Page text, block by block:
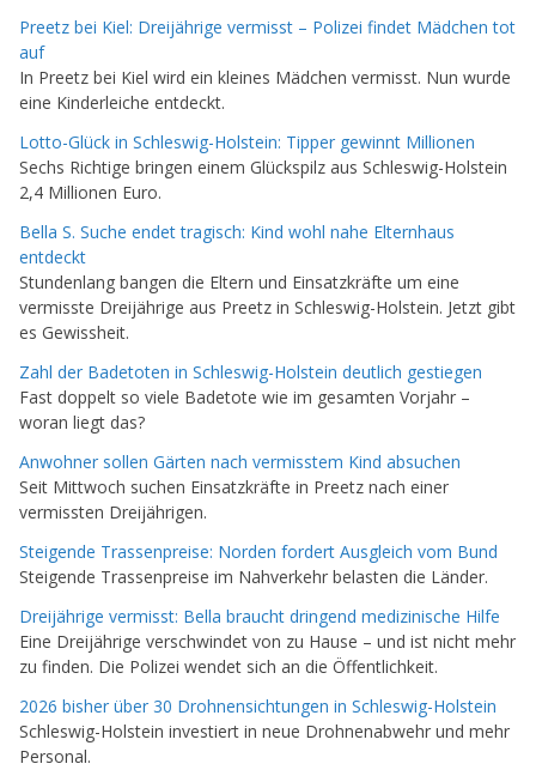
Preetz bei Kiel: Dreijährige vermisst – Polizei findet Mädchen tot
auf
In Preetz bei Kiel wird ein kleines Mädchen vermisst. Nun wurde
eine Kinderleiche entdeckt.
Lotto-Glück in Schleswig-Holstein: Tipper gewinnt Millionen
Sechs Richtige bringen einem Glückspilz aus Schleswig-Holstein
2,4 Millionen Euro.
Bella S. Suche endet tragisch: Kind wohl nahe Elternhaus
entdeckt
Stundenlang bangen die Eltern und Einsatzkräfte um eine
vermisste Dreijährige aus Preetz in Schleswig-Holstein. Jetzt gibt
es Gewissheit.
Zahl der Badetoten in Schleswig-Holstein deutlich gestiegen
Fast doppelt so viele Badetote wie im gesamten Vorjahr –
woran liegt das?
Anwohner sollen Gärten nach vermisstem Kind absuchen
Seit Mittwoch suchen Einsatzkräfte in Preetz nach einer
vermissten Dreijährigen.
Steigende Trassenpreise: Norden fordert Ausgleich vom Bund
Steigende Trassenpreise im Nahverkehr belasten die Länder.
Dreijährige vermisst: Bella braucht dringend medizinische Hilfe
Eine Dreijährige verschwindet von zu Hause – und ist nicht mehr
zu finden. Die Polizei wendet sich an die Öffentlichkeit.
2026 bisher über 30 Drohnensichtungen in Schleswig-Holstein
Schleswig-Holstein investiert in neue Drohnenabwehr und mehr
Personal.